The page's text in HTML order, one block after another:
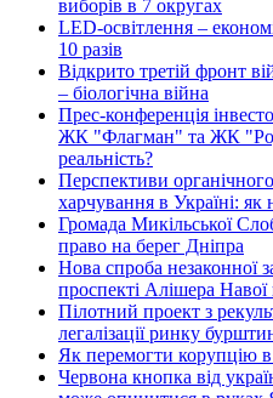
виборів в 7 округах
LED-освітлення –
10 разів
Відкрито третій фронт
– біологічна війна
Прес-конференція
ЖК "Флагман" та ЖК
реальність?
Перспективи
харчування в Україні:
Громада Микільської
право на берег Дніпра
Нова спроба незаконної
проспекті Алішера Навої
Пілотний проект з
легалізації ринку
Як перемогти корупцію в
Червона кнопка від